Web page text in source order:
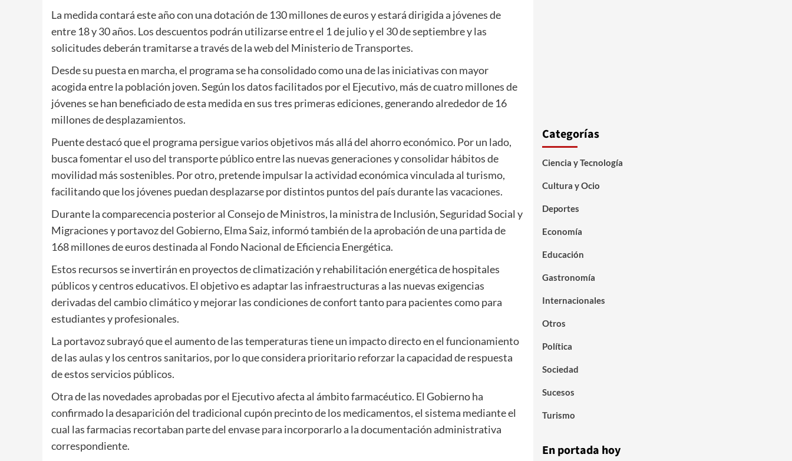
La medida contará este año con una dotación de 130 millones de euros y estará dirigida a jóvenes de
entre 18 y 30 años. Los descuentos podrán utilizarse entre el 1 de julio y el 30 de septiembre y las
solicitudes deberán tramitarse a través de la web del Ministerio de Transportes.
Desde su puesta en marcha, el programa se ha consolidado como una de las iniciativas con mayor
acogida entre la población joven. Según los datos facilitados por el Ejecutivo, más de cuatro millones de
jóvenes se han beneficiado de esta medida en sus tres primeras ediciones, generando alrededor de 16
millones de desplazamientos.
Puente destacó que el programa persigue varios objetivos más allá del ahorro económico. Por un lado,
busca fomentar el uso del transporte público entre las nuevas generaciones y consolidar hábitos de
movilidad más sostenibles. Por otro, pretende impulsar la actividad económica vinculada al turismo,
facilitando que los jóvenes puedan desplazarse por distintos puntos del país durante las vacaciones.
Durante la comparecencia posterior al Consejo de Ministros, la ministra de Inclusión, Seguridad Social y
Migraciones y portavoz del Gobierno, Elma Saiz, informó también de la aprobación de una partida de
168 millones de euros destinada al Fondo Nacional de Eficiencia Energética.
Estos recursos se invertirán en proyectos de climatización y rehabilitación energética de hospitales
públicos y centros educativos. El objetivo es adaptar las infraestructuras a las nuevas exigencias
derivadas del cambio climático y mejorar las condiciones de confort tanto para pacientes como para
estudiantes y profesionales.
La portavoz subrayó que el aumento de las temperaturas tiene un impacto directo en el funcionamiento
de las aulas y los centros sanitarios, por lo que considera prioritario reforzar la capacidad de respuesta
de estos servicios públicos.
Otra de las novedades aprobadas por el Ejecutivo afecta al ámbito farmacéutico. El Gobierno ha
confirmado la desaparición del tradicional cupón precinto de los medicamentos, el sistema mediante el
cual las farmacias recortaban parte del envase para incorporarlo a la documentación administrativa
correspondiente.
Categorías
Ciencia y Tecnología
Cultura y Ocio
Deportes
Economía
Educación
Gastronomía
Internacionales
Otros
Política
Sociedad
Sucesos
Turismo
En portada hoy